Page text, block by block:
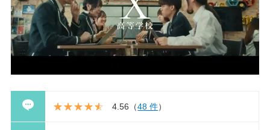
4.56 （48 件）